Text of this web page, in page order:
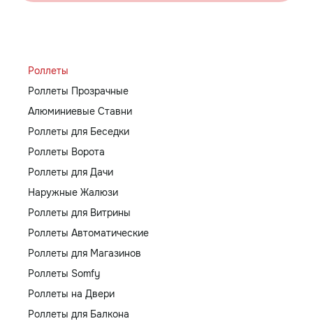
Роллеты
Роллеты Прозрачные
Алюминиевые Ставни
Роллеты для Беседки
Роллеты Ворота
Роллеты для Дачи
Наружные Жалюзи
Роллеты для Витрины
Роллеты Автоматические
Роллеты для Магазинов
Роллеты Somfy
Роллеты на Двери
Роллеты для Балкона